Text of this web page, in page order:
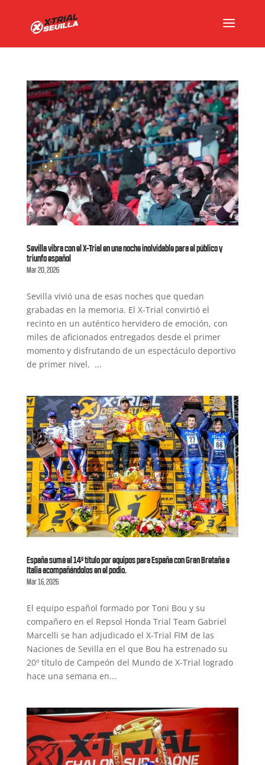
Sevilla vibra con el X-Trial en una noche inolvidable para el público y
triunfo español
Mar 20, 2026
Sevilla vivió una de esas noches que quedan
grabadas en la memoria. El X-Trial convirtió el
recinto en un auténtico hervidero de emoción, con
miles de aficionados entregados desde el primer
momento y disfrutando de un espectáculo deportivo
de primer nivel. ...
España suma el 14º título por equipos para España con Gran Bretaña e
Italia acompañándolos en el podio.
Mar 16, 2026
El equipo español formado por Toni Bou y su
compañero en el Repsol Honda Trial Team Gabriel
Marcelli se han adjudicado el X-Trial FIM de las
Naciones de Sevilla en el que Bou ha estrenado su
20º título de Campeón del Mundo de X-Trial logrado
hace una semana en...